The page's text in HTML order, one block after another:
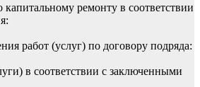
ремонту в соответствии
работ (услуг) по договору подряда:
в соответствии с заключенными